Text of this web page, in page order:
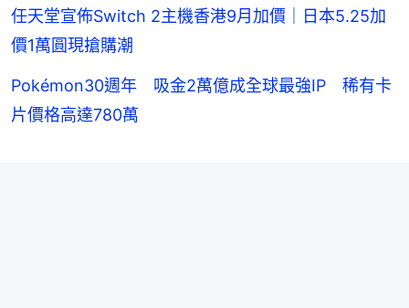
任天堂宣佈Switch 2主機香港9月加價｜日本5.25加
價1萬圓現搶購潮
Pokémon30週年 吸金2萬億成全球最強IP 稀有卡
片價格高達780萬